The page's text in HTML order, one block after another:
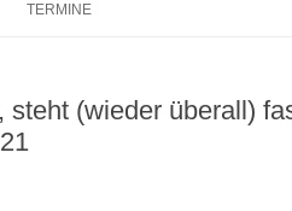
TERMINE
steht (wieder überall)